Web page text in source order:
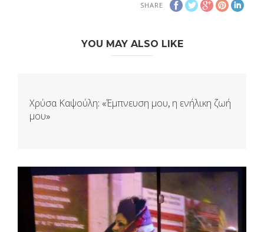
SHARE
YOU MAY ALSO LIKE
Χρύσα Καψούλη: «Έμπνευση μου, η ενήλικη ζωή
μου»